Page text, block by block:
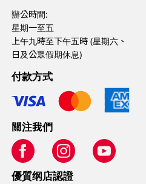
辦公時間:
星期一至五
上午九時至下午五時 (星期六、
日及公眾假期休息)
付款方式
關注我們
優質纲店認證